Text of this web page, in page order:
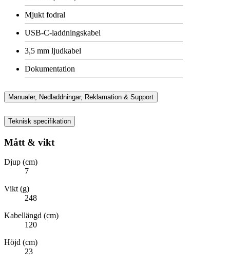
Mjukt fodral
USB-C-laddningskabel
3,5 mm ljudkabel
Dokumentation
Manualer, Nedladdningar, Reklamation & Support
Teknisk specifikation
Mått & vikt
Djup (cm)
7
Vikt (g)
248
Kabellängd (cm)
120
Höjd (cm)
23